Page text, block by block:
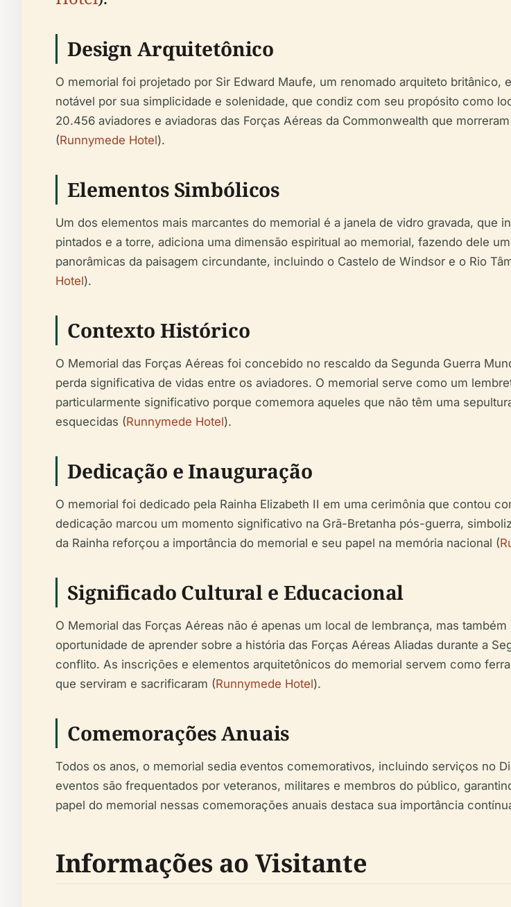
Design Arquitetônico
O memorial foi projetado por Sir Edward Maufe, um renomado arquiteto
notável por sua simplicidade e solenidade, que condiz com seu propósito como
20.456 aviadores e aviadoras das Forças Aéreas da Commonwealth que
(Runnymede Hotel).
Elementos Simbólicos
Um dos elementos mais marcantes do memorial é a janela de vidro gravada, que
pintados e a torre, adiciona uma dimensão espiritual ao memorial, fazendo dele
panorâmicas da paisagem circundante, incluindo o Castelo de Windsor e o Rio
Hotel).
Contexto Histórico
O Memorial das Forças Aéreas foi concebido no rescaldo da Segunda Guerra
perda significativa de vidas entre os aviadores. O memorial serve como um
particularmente significativo porque comemora aqueles que não têm uma
esquecidas (Runnymede Hotel).
Dedicação e Inauguração
O memorial foi dedicado pela Rainha Elizabeth II em uma cerimônia que contou
dedicação marcou um momento significativo na Grã-Bretanha pós-guerra,
da Rainha reforçou a importância do memorial e seu papel na memória nacional (
Significado Cultural e Educacional
O Memorial das Forças Aéreas não é apenas um local de lembrança, mas
oportunidade de aprender sobre a história das Forças Aéreas Aliadas durante a
conflito. As inscrições e elementos arquitetônicos do memorial servem como
que serviram e sacrificaram (Runnymede Hotel).
Comemorações Anuais
Todos os anos, o memorial sedia eventos comemorativos, incluindo serviços no
eventos são frequentados por veteranos, militares e membros do público,
papel do memorial nessas comemorações anuais destaca sua importância
Informações ao Visitante